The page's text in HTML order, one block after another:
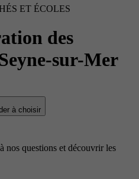
ET ÉCOLES
des
sur-Mer
à choisir
nos questions et découvrir les